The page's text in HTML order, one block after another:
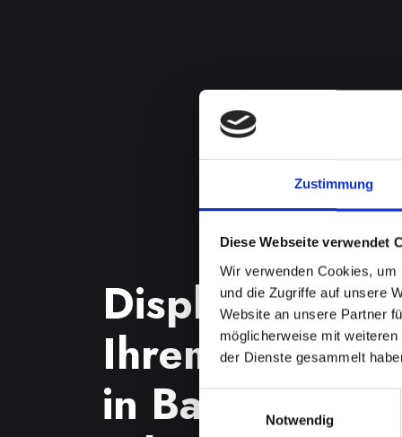
Zustimmung
Diese Webseite verwendet
Wir verwenden Cookies,
und die Zugriffe auf unsere
Website an unsere Partner
möglicherweise mit
der Dienste gesammelt
Einwilligungsauswahl
Notwendig
Ihrem
in Bad-